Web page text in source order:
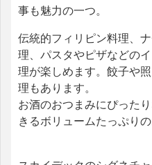
事も魅力の一つ。
伝統的フィリピン料理、
理、パスタやピザなどの
理が楽しめます。餃子や
理もあります。
お酒のおつまみにぴった
きるボリュームたっぷりの